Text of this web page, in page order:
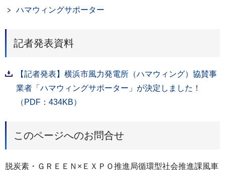
ハマウィングサポーター
記者発表資料
【記者発表】横浜市風力発電所（ハマウィング）協賛事
業者「ハマウィングサポーター」が決定しました！
（PDF：434KB）
このページへのお問合せ
脱炭素・ＧＲＥＥＮ×ＥＸＰＯ推進局循環型社会推進課風車